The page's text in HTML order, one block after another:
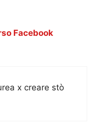
Facebook
x creare stò